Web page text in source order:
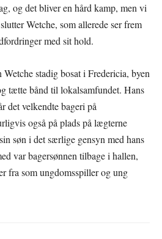
og det bliver en hård kamp, men vi
Wetche, som allerede ser frem
med sit hold.
stadig bosat i Fredericia, byen
tætte bånd til lokalsamfundet. Hans
det velkendte bageri på
også på plads på lægterne
søn i det særlige gensyn med hans
var bagersønnen tilbage i hallen,
fra som ungdomsspiller og ung